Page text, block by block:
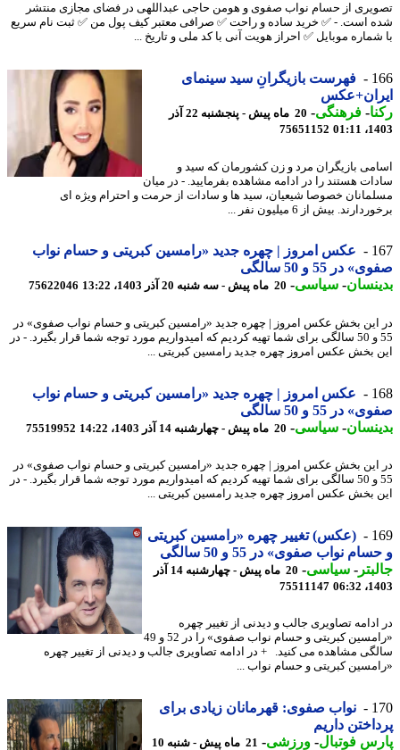
از حسام نواب صفوی و هومن حاجی عبداللهی در فضای مجازی منتشر
است. - ✅ خرید ساده و راحت ✅ صرافی معتبر کیف پول من ✅ ثبت نام سریع
موبایل ✅ احراز هویت آنی با کد ملی و تاریخ ...
فهرست بازیگرانِ سید سینمای
-فرهنگی-
20 ماه پیش - پنجشنبه 22 آذر
75651152
بازیگران مرد و زن کشورمان که سید و
هستند را در ادامه مشاهده بفرمایید. - در میان
خصوصا شیعیان، سید ها و سادات از حرمت و احترام ویژه ای
بیش از 6 میلیون نفر ...
عکس امروز | چهره جدید «رامسین کبریتی و حسام نواب
در 55 و 50 سالگی
-سیاسی-20 ماه پیش - سه شنبه 20 آذر 1403، 13:22 75622046
بخش عکس امروز | چهره جدید «رامسین کبریتی و حسام نواب صفوی» در
55 و 50 سالگی برای شما تهیه کردیم که امیدواریم مورد توجه شما قرار بگیرد. - در
بخش عکس امروز چهره جدید رامسین کبریتی ...
عکس امروز | چهره جدید «رامسین کبریتی و حسام نواب
در 55 و 50 سالگی
-سیاسی-20 ماه پیش - چهارشنبه 14 آذر 1403، 14:22 75519952
بخش عکس امروز | چهره جدید «رامسین کبریتی و حسام نواب صفوی» در
55 و 50 سالگی برای شما تهیه کردیم که امیدواریم مورد توجه شما قرار بگیرد. - در
بخش عکس امروز چهره جدید رامسین کبریتی ...
(عکس) تغییر چهره «رامسین کبریتی
نواب صفوی» در 55 و 50 سالگی
-سیاسی-
20 ماه پیش - چهارشنبه 14 آذر
75511147
تصاویری جالب و دیدنی از تغییر چهره
«رامسین کبریتی و حسام نواب صفوی» را در 52 و 49
مشاهده می کنید. + در ادامه تصاویری جالب و دیدنی از تغییر چهره
کبریتی و حسام نواب ...
نواب صفوی: قهرمانان زیادی برای
داریم
فوتبال-ورزشی-
21 ماه پیش - شنبه 10